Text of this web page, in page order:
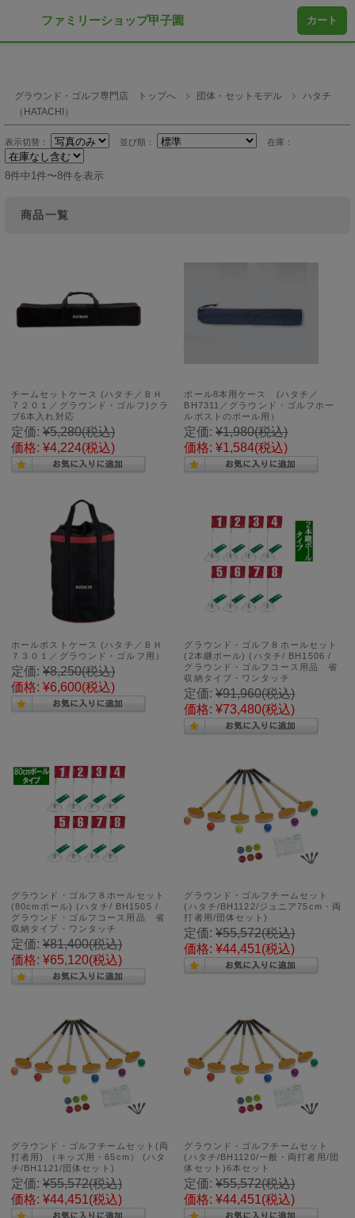
グラウンド・ゴルフ専門店 トップへ 団体・セットモデル
ハタチ
（HATACHI）
表示切替： 並び順： 在庫：
8件中1件〜8件を表示
商品一覧
チームセットケース (ハタチ／ＢＨ
７２０１／グラウンド・ゴルフ)クラ
ブ6本入れ対応
定価: ¥5,280(税込)
価格: ¥4,224(税込)
ポール8本用ケース (ハタチ／
BH7311／グラウンド・ゴルフホー
ルポストのポール用）
定価: ¥1,980(税込)
価格: ¥1,584(税込)
ホールポストケース (ハタチ／ＢＨ
７３０１／グラウンド・ゴルフ用）
定価: ¥8,250(税込)
価格: ¥6,600(税込)
グラウンド・ゴルフ８ホールセット
(2本継ポール) (ハタチ/ BH1506 /
グラウンド・ゴルフコース用品 省
収納タイプ・ワンタッチ
定価: ¥91,960(税込)
価格: ¥73,480(税込)
グラウンド・ゴルフ８ホールセット
(80cmポール) (ハタチ/ BH1505 /
グラウンド・ゴルフコース用品 省
収納タイプ・ワンタッチ
定価: ¥81,400(税込)
価格: ¥65,120(税込)
グラウンド・ゴルフチームセット
(ハタチ/BH1122/ジュニア75cm・両
打者用/団体セット)
定価: ¥55,572(税込)
価格: ¥44,451(税込)
グラウンド・ゴルフチームセット(両
打者用) （キッズ用・65cm） (ハタ
チ/BH1121/団体セット)
定価: ¥55,572(税込)
価格: ¥44,451(税込)
グラウンド・ゴルフチームセット
(ハタチ/BH1120/一般・両打者用/団
体セット)6本セット
定価: ¥55,572(税込)
価格: ¥44,451(税込)
ファミリーショップ甲子園 カート